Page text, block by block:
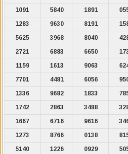
1091
5840 1891
1283
9630 8191
5625
3968 8040
2721
6883 6650
1159
1613 9063
7701
4481 6056
1336
9682 1833
1742
2863 3488
1667
6716 9616
1273
8766 0138
5140
1226 0929